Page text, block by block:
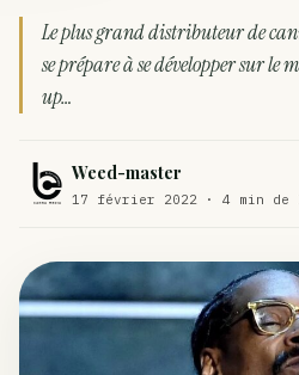
La recette du Space Cake
Comment éviter un joint de partir
Un fabricant polonais de textiles
suscite une forte…
Le plus grand distributeur de
se prépare à se développer sur
up…
Weed-master
17 février 2022 · 4 min de